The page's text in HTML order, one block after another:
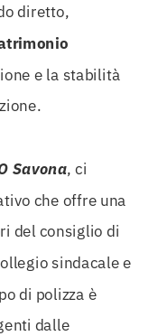
diretto,
e la stabilità
Savona, ci
che offre una
del consiglio di
sindacale e
di polizza è
dalle